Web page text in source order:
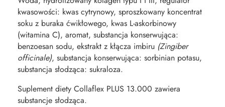
kwasowości: kwas cytrynowy, sproszkowany koncentrat
soku z buraka ćwikłowego, kwas L-askorbinowy
(witamina C), aromat, substancja konserwująca:
benzoesan sodu, ekstrakt z kłącza imbiru (Zingiber
officinale), substancja konserwująca: sorbinian potasu,
substancja słodząca: sukraloza.
Suplement diety Collaflex PLUS 13.000 zawiera
substancje słodząca.